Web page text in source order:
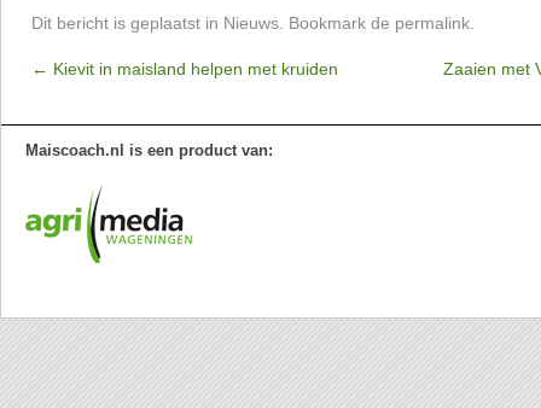
Dit bericht is geplaatst in Nieuws . Bookmark de permalink
← Kievit in maisland helpen met kruiden Zaaien met
Maiscoach.nl is een product van: